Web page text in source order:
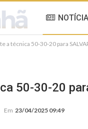
a técnica 50-30-20 para
50-30-20
Em 23/04/2025 09:49